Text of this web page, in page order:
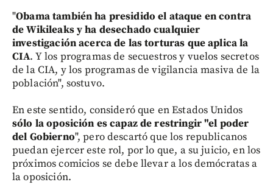
"Obama también ha presidido el ataque en contra
de Wikileaks y ha desechado cualquier
investigación acerca de las torturas que aplica la
CIA. Y los programas de secuestros y vuelos secretos
de la CIA, y los programas de vigilancia masiva de la
población", sostuvo.
En este sentido, consideró que en Estados Unidos
sólo la oposición es capaz de restringir "el poder
del Gobierno", pero descartó que los republicanos
puedan ejercer este rol, por lo que, a su juicio, en los
próximos comicios se debe llevar a los demócratas a
la oposición.